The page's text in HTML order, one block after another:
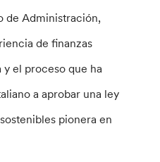
de Administración,
de finanzas
y el proceso que ha
a aprobar una ley
pionera en